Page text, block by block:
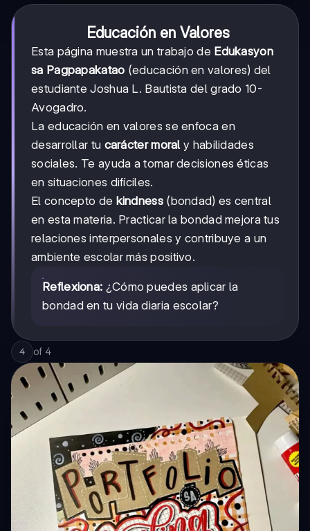
Educación en Valores
Esta página muestra un trabajo de Edukasyon
sa Pagpapakatao (educación en valores) del
estudiante Joshua L. Bautista del grado 10-
Avogadro.
La educación en valores se enfoca en
desarrollar tu carácter moral y habilidades
sociales. Te ayuda a tomar decisiones éticas
en situaciones difíciles.
El concepto de kindness(bondad) es central
en esta materia. Practicar la bondad mejora tus
relaciones interpersonales y contribuye a un
ambiente escolar más positivo.
Reflexiona: ¿Cómo puedes aplicar la
bondad en tu vida diaria escolar?
4 of 4